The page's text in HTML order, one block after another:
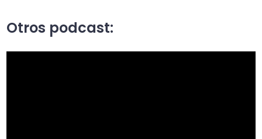
Otros podcast: